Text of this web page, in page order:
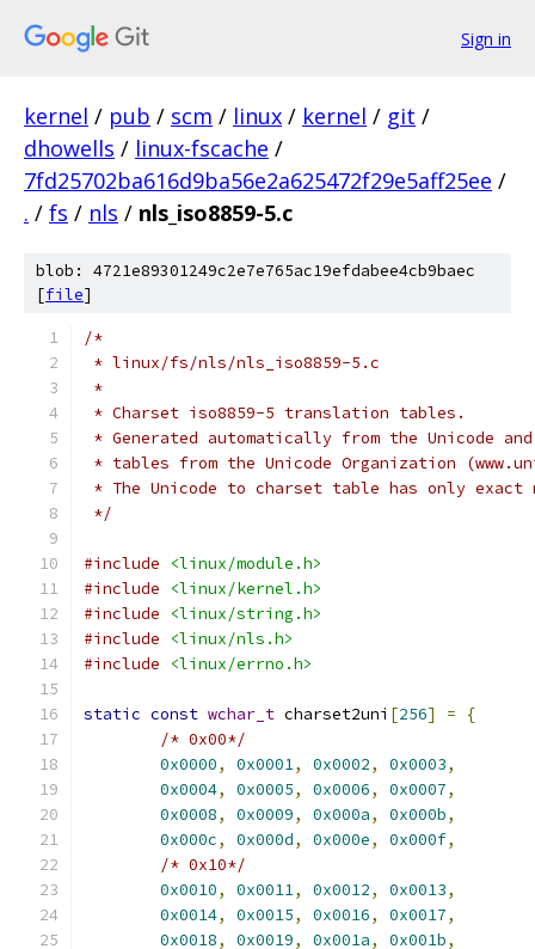
Sign in
kernel / pub / scm / linux / kernel / git /
dhowells / linux-fscache /
7fd25702ba616d9ba56e2a625472f29e5aff25ee /
. / fs / nls / nls_iso8859-5.c
blob: 4721e89301249c2e7e765ac19efdabee4cb9baec
[file]
/*
* linux/fs/nls/nls_iso8859-5.c
*
* Charset iso8859-5 translation tables.
* Generated automatically from the Unicode
* tables from the Unicode Organization
* The Unicode to charset table has only exact
*/
#include
<linux/module.h>
#include
<linux/kernel.h>
#include
<linux/string.h>
#include
<linux/nls.h>
#include
<linux/errno.h>
static const wchar_t charset2uni [256] =
{
/* 0x00*/
0x0000, 0x0001, 0x0002, 0x0003,
0x0004, 0x0005, 0x0006, 0x0007,
0x0008, 0x0009, 0x000a, 0x000b,
0x000c, 0x000d, 0x000e, 0x000f,
/* 0x10*/
0x0010, 0x0011, 0x0012, 0x0013,
0x0014, 0x0015, 0x0016, 0x0017,
0x0018, 0x0019, 0x001a, 0x001b,